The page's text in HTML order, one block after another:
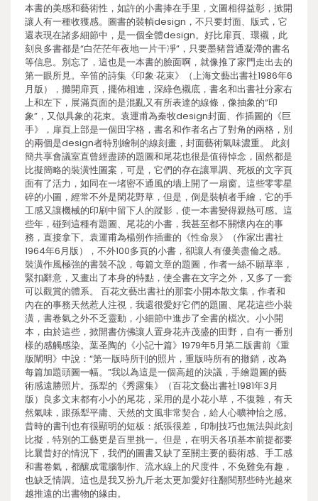
本書的美感和藝術性，如許的小書捧在手里，文圖相得益彰，掀開
讓人有一種收獲感。圖書的裝幀design，不只要封面、版式，它
還表現在諸多細節中，是一個全體design。好比扉頁、環襯，此
刻良多書都是“白茫茫年夜地一片干凈”，只要墨豬普通凝滯的書名
等信息。別忘了，這也是一本書的臉面啊，就像推了家門走出去的
第一眼所見。辛笛的詩集《印象·花束》（上海文藝出書社1986年6
月版），攤開扉頁，擺佈相連，深綠色襯底，書名和出書社分家右
上和左下，展滿頁面的是混亂又有所表達的線條，像抽象的“印
象”，又似具象的花束。袁運甫為秦牧design封面、作插圖的《巨
手》，扉頁上部是一個田字格，書名和作者名占了對角的兩格，別
的兩個是design者特別繪制的線刻畫，封面藝術氣味濃重。 此刻
簡共享會議室直曾經盡跡的題圖和尾花也很是值得悼念，固然都是
比擬簡略的裝潢性圖案，可是，它們的存在讓單調、死板的文字頁
面有了活力，如同在一堵密不通風的墻上開了一扇窗。這些零零星
碎的小圖，經常不外是閑花野草，但是，倒是裝幀者手繪，它的手
工感又讓機械的印刷中留下人的蹤影，使一本書變得親熱可感。這
些年，碰到這種有題圖、尾花的小書，我甚至都不關懷內在的事
務，直接拿下。袁運甫為楊朔作插畫的《性命泉》（作家出書社
1964年6月版），不外100多頁的小書，卻讓人有優美盡倫之感。
裝潢作風極強的書裝不說，每篇文章的題圖，作者一絲不願草率，
緊扣辭意，又畫出了本身的特點，使全書在文字之外，又多了一套
可以觀賞的體系。 百花文藝出書社的那套小開本散文集，作者和
內在的事務天然惹人注視，我還很愛好它們的題圖、尾花這些小裝
潢，書卷氣之外不乏靈動，小細節中進步了全書的檔次。小小開
本，由於這些，掀開書仿佛讓人置身花卉茂盛的田野，自有一番別
樣的感觸感染。葉圣陶的《小記十篇》1979年5月第二版書前《重
版闡明》中說：“第一版時所刊的照片，重版時所有的撤銷，改為
每篇加題頭圖一幅。”我以為這是一個高超的決議，手繪題圖的藝
術感遠勝照片。孫犁的《秀露集》（百花文藝出書社1981年3月
版）良多文末都有小小的尾花，采用的是小花小草，不復雜，有天
然氣味，跟孫犁平庸、天然的文風非常契合，給人心曠神怡之感。
昔時的書刊也有很顯明的短板：紙張很差，印制技巧也無法與此刻
比擬，特別的工藝更是百里挑一。但是，在明天各項基本前提都要
比曩昔好的情況下，我們的圖書又缺了至關主要的藝術感、手工感
和書卷氣，都釀成電腦制作、流水線上的尺度件，不免難免有趣，
也缺乏情調。這也是我又扮九斤老太更加愛好往翻閱那些時光越來
越推遠的出書物的緣由。